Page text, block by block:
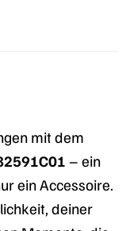
mit dem
– ein
ein Accessoire.
deiner